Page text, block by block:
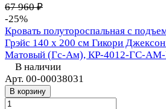
67 960 ₽
-25%
Кровать полутороспальная с
Грэйс 140 х 200 см Гикори
Матовый (Гс-Ам), КР-4012-ГС-
В наличии
Арт. 00-00038031
В корзину